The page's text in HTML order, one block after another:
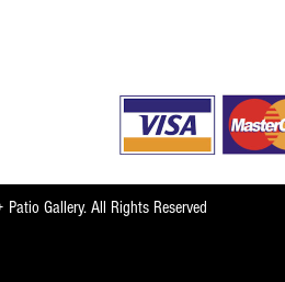
Gallery. All Rights Reserved